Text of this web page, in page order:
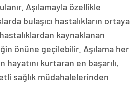
Aşılamayla özellikle
bulaşıcı hastalıkların ortaya
kaynaklanan
önüne geçilebilir. Aşılama her
hayatını kurtaran en başarılı,
sağlık müdahalelerinden